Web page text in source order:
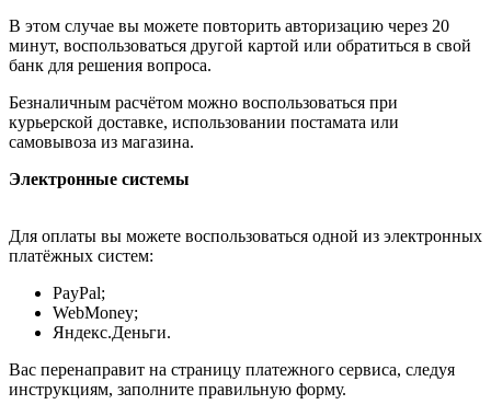
В этом случае вы можете повторить авторизацию через 20
минут, воспользоваться другой картой или обратиться в свой
банк для решения вопроса.
Безналичным расчётом можно воспользоваться при
курьерской доставке, использовании постамата или
самовывоза из магазина.
Электронные системы
Для оплаты вы можете воспользоваться одной из электронных
платёжных систем:
PayPal;
WebMoney;
Яндекс.Деньги.
Вас перенаправит на страницу платежного сервиса, следуя
инструкциям, заполните правильную форму.